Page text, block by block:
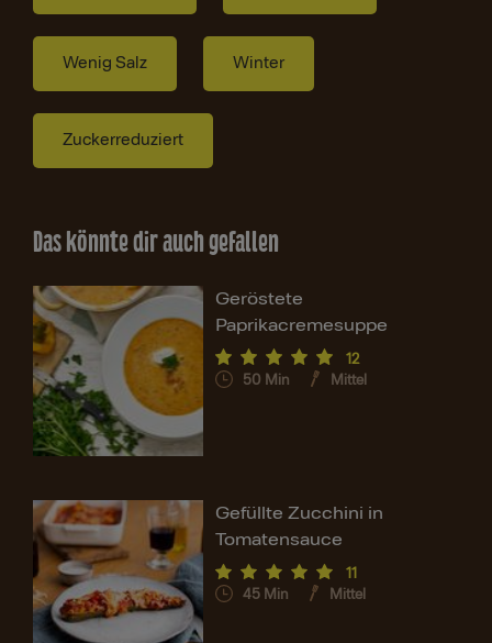
Wenig Salz Winter
Zuckerreduziert
Das könnte dir auch gefallen
Geröstete
Paprikacremesuppe
12
50 Min Mittel
Gefüllte Zucchini in
Tomatensauce
11
45 Min Mittel